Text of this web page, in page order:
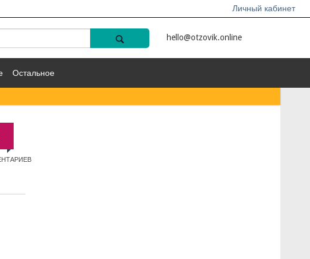
Личный кабинет
hello@otzovik.online
Остальное